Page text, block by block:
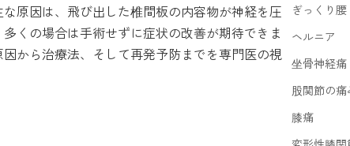
原因は、飛び出した椎間板の内容物が神経を圧
くの場合は手術せずに症状の改善が期待できま
から治療法、そして再発予防までを専門医の視
ぎっくり腰
ヘルニア
坐骨神経痛
股関節の痛
膝痛